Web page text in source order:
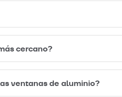
cercano?
ventanas de aluminio?